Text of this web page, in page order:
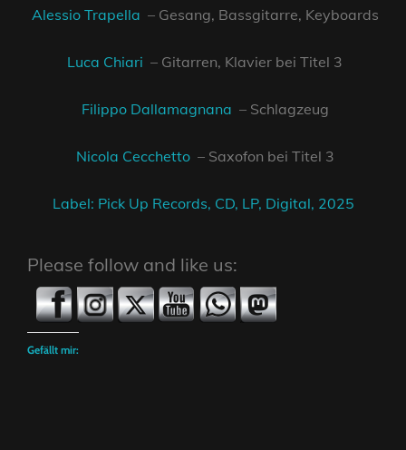
Alessio Trapella – Gesang, Bassgitarre, Keyboards
Luca Chiari – Gitarren, Klavier bei Titel 3
Filippo Dallamagnana – Schlagzeug
Nicola Cecchetto – Saxofon bei Titel 3
Label: Pick Up Records, CD, LP, Digital, 2025
Please follow and like us:
Gefällt mir: